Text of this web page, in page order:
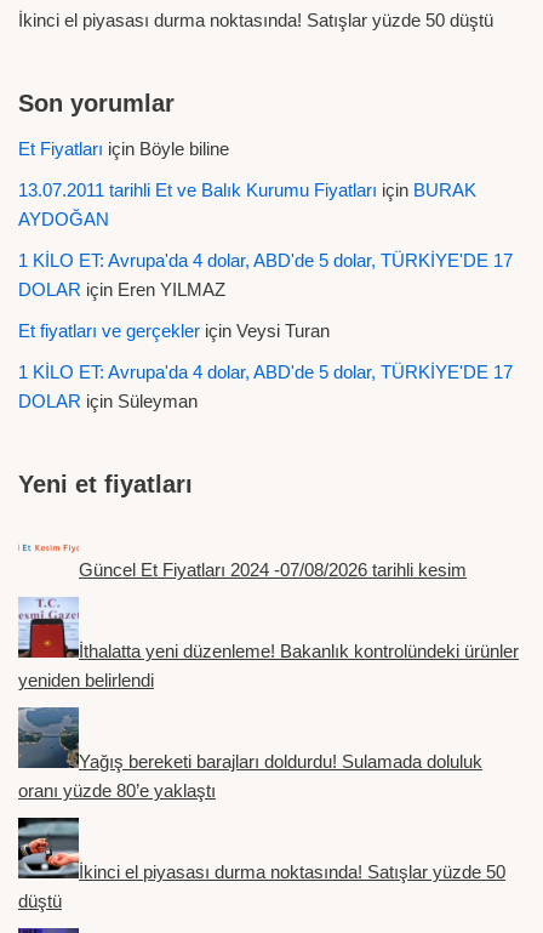
İkinci el piyasası durma noktasında! Satışlar yüzde 50 düştü
Son yorumlar
Et Fiyatları için Böyle biline
13.07.2011 tarihli Et ve Balık Kurumu Fiyatları için BURAK
AYDOĞAN
1 KİLO ET: Avrupa'da 4 dolar, ABD'de 5 dolar, TÜRKİYE'DE 17
DOLAR için Eren YILMAZ
Et fiyatları ve gerçekler için Veysi Turan
1 KİLO ET: Avrupa'da 4 dolar, ABD'de 5 dolar, TÜRKİYE'DE 17
DOLAR için Süleyman
Yeni et fiyatları
Güncel Et Fiyatları 2024 -07/08/2026 tarihli kesim
İthalatta yeni düzenleme! Bakanlık kontrolündeki ürünler
yeniden belirlendi
Yağış bereketi barajları doldurdu! Sulamada doluluk
oranı yüzde 80’e yaklaştı
İkinci el piyasası durma noktasında! Satışlar yüzde 50
düştü